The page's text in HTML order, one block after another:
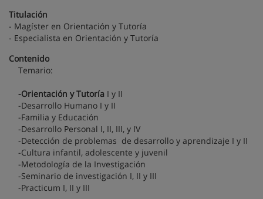
Titulación
- Magíster en Orientación y Tutoría
- Especialista en Orientación y Tutoría
Contenido
Temario:
-Orientación y Tutoría I y II
-Desarrollo Humano I y II
-Familia y Educación
-Desarrollo Personal I, II, III, y IV
-Detección de problemas de desarrollo y aprendizaje I y II
-Cultura infantil, adolescente y juvenil
-Metodología de la Investigación
-Seminario de investigación I, II y III
-Practicum I, II y III